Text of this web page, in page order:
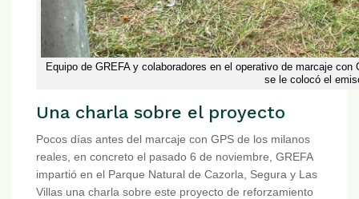
Equipo de GREFA y colaboradores en el operativo de marcaje
se le colocó el
Una charla sobre el proyecto
Pocos días antes del marcaje con GPS de los milanos
reales, en concreto el pasado 6 de noviembre, GREFA
impartió en el Parque Natural de Cazorla, Segura y Las
Villas una charla sobre este proyecto de reforzamiento